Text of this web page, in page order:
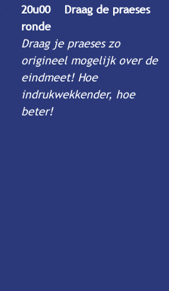
20u00 Draag de praeses
ronde
Draag je praeses zo
origineel mogelijk over de
eindmeet! Hoe
indrukwekkender, hoe
beter!